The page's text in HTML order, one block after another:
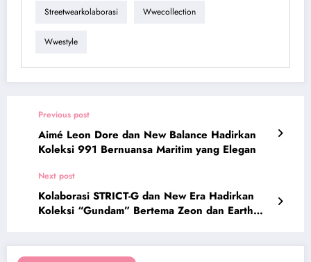
Streetwearkolaborasi Wwecollection
Wwestyle
Previous post
Aimé Leon Dore dan New Balance Hadirkan
Koleksi 991 Bernuansa Maritim yang Elegan
Next post
Kolaborasi STRICT-G dan New Era Hadirkan
Koleksi “Gundam” Bertema Zeon dan Earth